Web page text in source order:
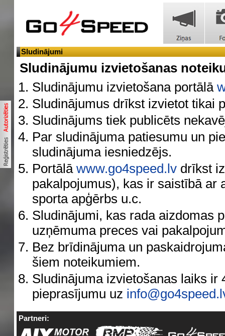
Sludinājumi
Sludinājumu izvietošanas
Sludinājumu izvietošana portālā
Sludinājumus drīkst izvietot tikai
Sludinājums tiek publicēts
Par sludinājuma patiesumu un
sludinājuma iesniedzējs.
Portālāwww.go4speed.lv drīkst
pakalpojumus), kas ir saistībā ar
sporta apģērbs u.c.
Sludinājumi, kas rada aizdomas
uzņēmuma preces vai
Bez brīdinājuma un
šiem noteikumiem.
Sludinājuma izvietošanas laiks ir
pieprasījumu uz
Partneri: